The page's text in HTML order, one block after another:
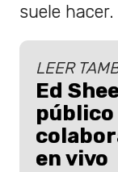
suele hacer.
LEER
Ed
público
en vivo